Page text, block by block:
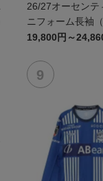
26/27オーセンテ
ニフォーム長袖
19,800円～